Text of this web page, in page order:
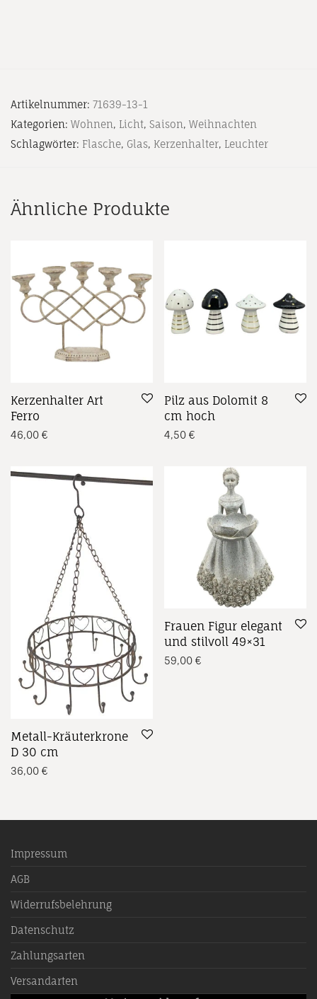
Artikelnummer: 71639-13-1
Kategorien: Wohnen, Licht, Saison, Weihnachten
Schlagwörter: Flasche, Glas, Kerzenhalter, Leuchter
Ähnliche Produkte
Kerzenhalter Art
Ferro
46,00 €
Pilz aus Dolomit 8
cm hoch
4,50 €
Metall-Kräuterkrone
D 30 cm
36,00 €
Frauen Figur elegant
und stilvoll 49×31
59,00 €
Impressum
AGB
Widerrufsbelehrung
Datenschutz
Zahlungsarten
Versandarten